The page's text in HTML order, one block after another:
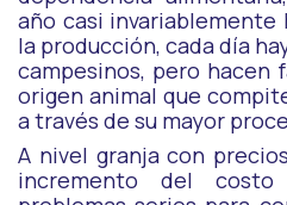
año casi
la producción, cada día
campesinos, pero hacen
origen animal que
a través de su mayor
A nivel granja con
incremento del